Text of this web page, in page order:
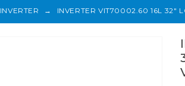
INVERTER → INVERTER VIT70002.60 16L 32"